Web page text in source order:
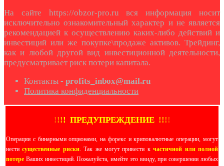
На сайте https://obzor-pro.ru вся информация носит
исключительно ознакомительный характер и не является
рекомендацией к осуществлению каких-либо действий и
инвестиций или же покупке\продаже активов. Трейдинг,
как и любой другой вид инвестиционной деятельности,
предусматривает риск потери капитала.
Контакты - profits_inbox@mail.ru
Политика конфиденциальности
!!!! ПРЕДУПРЕЖДЕНИЕ !!!!
Операции с бинарными опционами, на форекс и криповалютные операции, могут
нестисущественные риски. Так же могут привести кчастичной или полной
потере Ваших инвестиций. Пожалуйста, имейте это ввиду, при совершении любых